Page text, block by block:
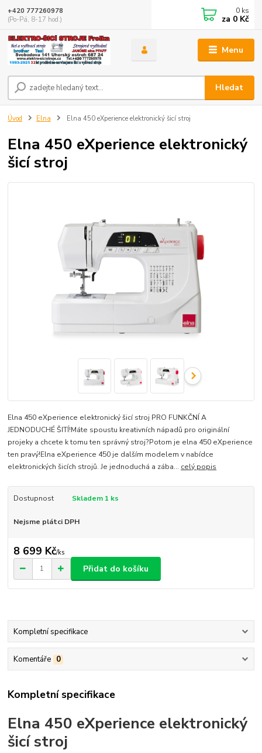
Menu
Hledat
+420 777260978
(Po-Pá, 8-17 hod.)
0 ks
za 0 Kč
Úvod Elna Elna 450 eXperience elektronický šicí stroj
Elna 450 eXperience elektronický
šicí stroj
Elna 450 eXperience elektronický šicí stroj PRO FUNKČNÍ A
JEDNODUCHÉ ŠITÍ!Máte spoustu kreativních nápadů pro originální
projeky a chcete k tomu ten správný stroj?Potom je elna 450 eXperience
ten pravý!Elna eXperience 450 je dalším modelem v nabídce
elektronických šicích strojů. Je jednoduchá a zába... celý popis
Dostupnost Skladem 1 ks
Nejsme plátci DPH
8 699 Kč/ks
Přidat do košíku
Kompletní specifikace
Komentáře 0
Kompletní specifikace
Elna 450 eXperience elektronický
šicí stroj